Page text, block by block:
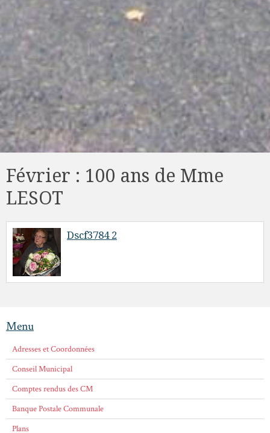
Février : 100 ans de Mme
LESOT
Dscf3784 2
Menu
Adresses et Coordonnées
Conseil Municipal
Comptes rendus des CM
Banque Postale Communale
Plans